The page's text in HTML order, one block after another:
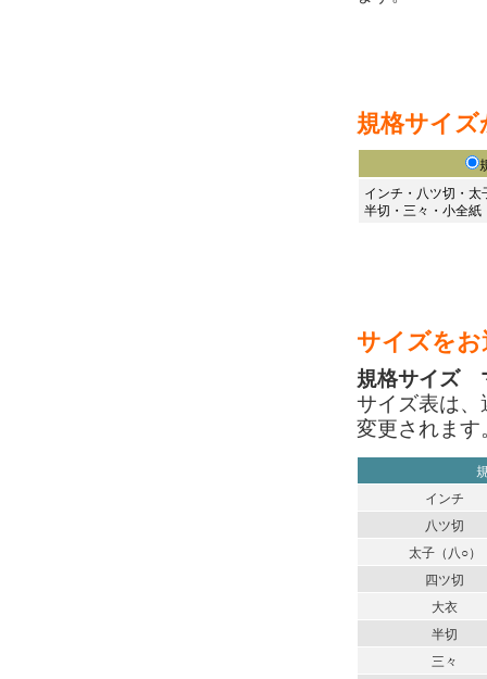
規格サイ
インチ・八ツ切・
半切・三々・小全紙
サイズを
規格サイズ
サイズ表は、
変更されます
インチ
八ツ切
太子（八○）
四ツ切
大衣
半切
三々